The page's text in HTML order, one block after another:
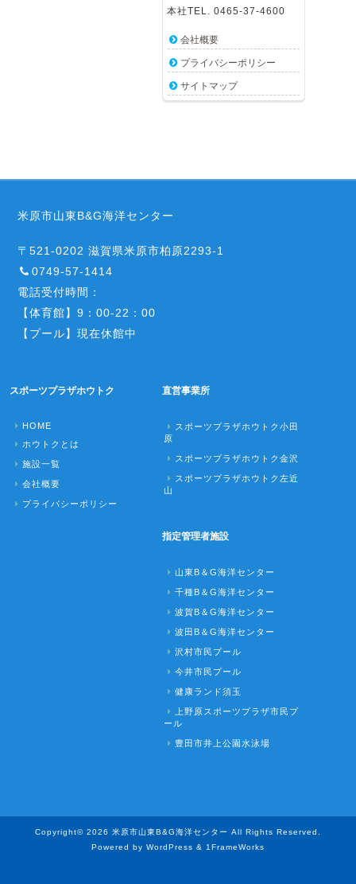
本社TEL. 0465-37-4600
会社概要
プライバシーポリシー
サイトマップ
米原市山東B&G海洋センター
〒521-0202 滋賀県米原市柏原2293-1
0749-57-1414
電話受付時間：
【体育館】9：00-22：00
【プール】現在休館中
スポーツプラザホウトク
HOME
ホウトクとは
施設一覧
会社概要
プライバシーポリシー
直営事業所
スポーツプラザホウトク小田
原
スポーツプラザホウトク金沢
スポーツプラザホウトク左近
山
指定管理者施設
山東B＆G海洋センター
千種B＆G海洋センター
波賀B＆G海洋センター
波田B＆G海洋センター
沢村市民プール
今井市民プール
健康ランド須玉
上野原スポーツプラザ市民プ
ール
豊田市井上公園水泳場
Copyright© 2026 米原市山東B&G海洋センター All Rights Reserved.
Powered by WordPress & 1FrameWorks